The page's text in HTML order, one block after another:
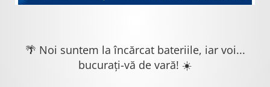
🌴 Noi suntem la încărcat bateriile, iar voi...
bucurați-vă de vară! ☀️